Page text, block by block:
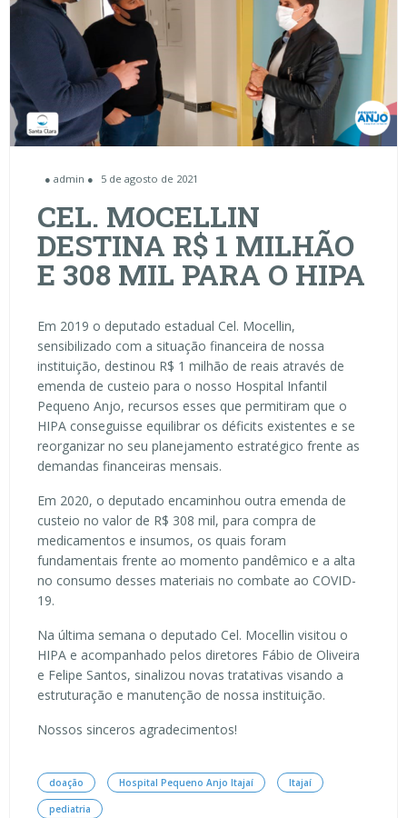
● admin ● 5 de agosto de 2021
CEL. MOCELLIN
DESTINA R$ 1 MILHÃO
E 308 MIL PARA O HIPA
Em 2019 o deputado estadual Cel. Mocellin,
sensibilizado com a situação financeira de nossa
instituição, destinou R$ 1 milhão de reais através de
emenda de custeio para o nosso Hospital Infantil
Pequeno Anjo, recursos esses que permitiram que o
HIPA conseguisse equilibrar os déficits existentes e se
reorganizar no seu planejamento estratégico frente as
demandas financeiras mensais.
Em 2020, o deputado encaminhou outra emenda de
custeio no valor de R$ 308 mil, para compra de
medicamentos e insumos, os quais foram
fundamentais frente ao momento pandêmico e a alta
no consumo desses materiais no combate ao COVID-
19.
Na última semana o deputado Cel. Mocellin visitou o
HIPA e acompanhado pelos diretores Fábio de Oliveira
e Felipe Santos, sinalizou novas tratativas visando a
estruturação e manutenção de nossa instituição.
Nossos sinceros agradecimentos!
doação Hospital Pequeno Anjo Itajaí Itajaí
pediatria